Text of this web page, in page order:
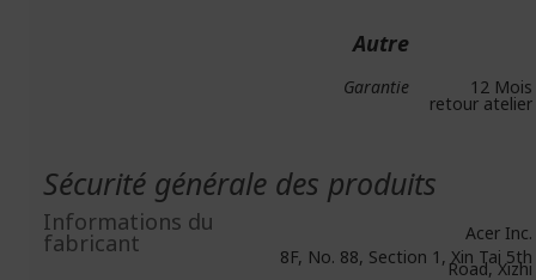
Autre
Garantie 12 Mois
retour atelier
Sécurité générale des produits
Informations du
fabricant
Acer Inc.
8F, No. 88, Section 1, Xin Tai 5th
Road, Xizhi